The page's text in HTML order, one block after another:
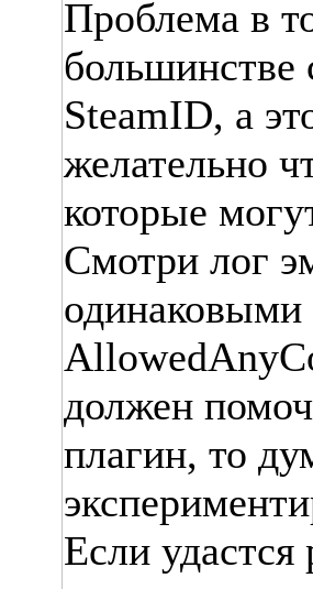
Проблема в
большинстве
SteamID, а
желательно
которые
Смотри лог
одинаковыми
должен
плагин, то
Если